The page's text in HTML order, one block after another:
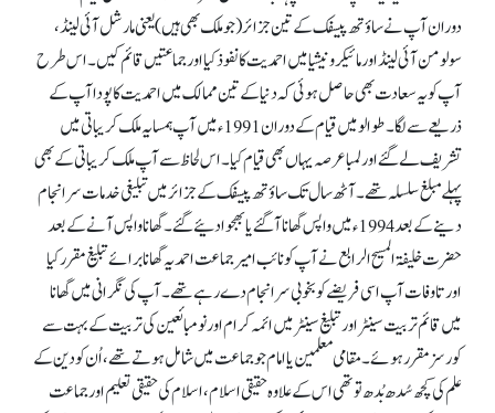
دوران آپ نے ساؤتھ پیسفک کے تین جزائر (جو ملک بھی ہیں ) یعنی مارشل آئی لینڈ،
سولومن آئی لینڈ اور مائیکرو نیشیا میں احمدیت کا نفوذ کیا اور جماعتیں قائم کیں۔ اس طرح
آپ کو یہ سعادت بھی حاصل ہوئی کہ دنیا کے تین ممالک میں احمدیت کا پودا آپ کے
ذریعے سے لگا۔ طوالو میں قیام کے دوران 1991ء میں آپ ہمسایہ ملک کریباتی میں
تشریف لے گئے اور لمبا عرصہ یہاں بھی قیام کیا۔ اس لحاظ سے آپ ملک کریباتی کے بھی
پہلے مبلغ سلسلہ تھے۔ آٹھ سال تک ساؤتھ پیسفک کے جزائر میں تبلیغی خدمات سرانجام
دینے کے بعد 1994ء میں واپس گھانا آ گئے یا بھجوا دئیے گئے۔ گھانا واپس آنے کے بعد
حضرت خلیفۃ المسیح الرابع نے آپ کو نائب امیر جماعت احمدیہ گھانا برائے تبلیغ مقرر کیا
اور تا وفات آپ اسی فریضے کو بخوبی سرانجام دے رہے تھے۔ آپ کی نگرانی میں گھانا
میں قائم تربیت سینٹر اور تبلیغ سینٹر میں ائمہ کرام اور نومبائعین کی تربیت کے بہت سے
کورسز مقرر ہوئے۔ مقامی معلمین یا امام جو جماعت میں شامل ہوتے تھے، اُن کو دین کے
علم کی کچھ سُدھ بُدھ تو تھی اس کے علاوہ حقیقی اسلام، اسلام کی حقیقی تعلیم اور جماعت